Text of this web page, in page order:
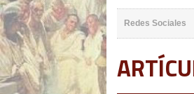
Redes Sociales